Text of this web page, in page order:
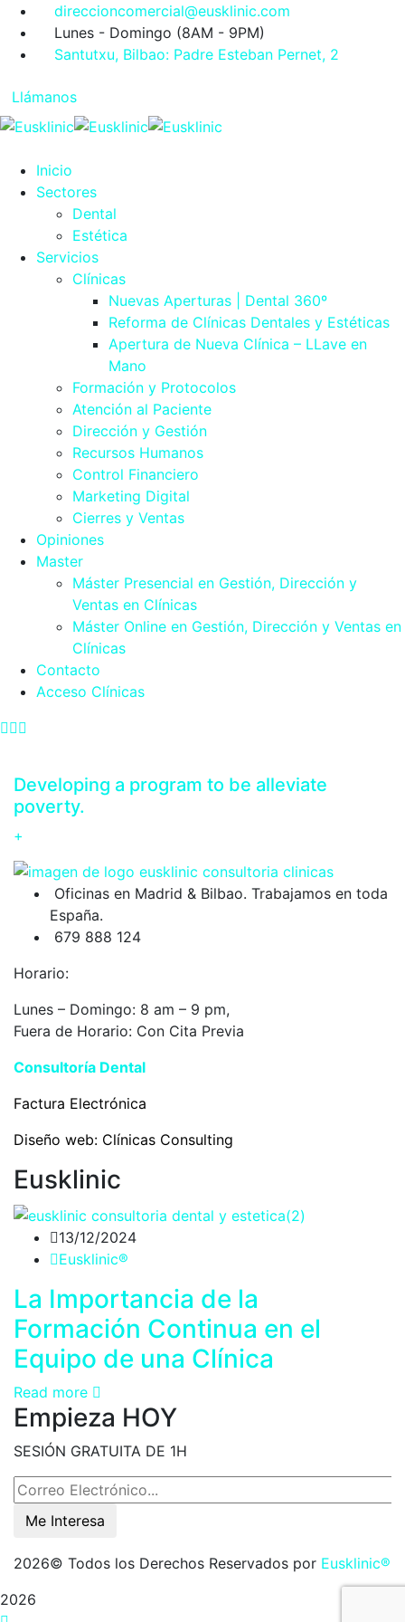
direccioncomercial@eusklinic.com
Lunes - Domingo (8AM - 9PM)
Santutxu, Bilbao: Padre Esteban Pernet, 2
Llámanos
Inicio
Sectores
Dental
Estética
Servicios
Clínicas
Nuevas Aperturas | Dental 360º
Reforma de Clínicas Dentales y Estéticas
Apertura de Nueva Clínica – LLave en
Mano
Formación y Protocolos
Atención al Paciente
Dirección y Gestión
Recursos Humanos
Control Financiero
Marketing Digital
Cierres y Ventas
Opiniones
Master
Máster Presencial en Gestión, Dirección y
Ventas en Clínicas
Máster Online en Gestión, Dirección y Ventas en
Clínicas
Contacto
Acceso Clínicas
Developing a program to be alleviate
poverty.
+
Oficinas en Madrid & Bilbao. Trabajamos en toda
España.
679 888 124
Horario:
Lunes – Domingo: 8 am – 9 pm,
Fuera de Horario: Con Cita Previa
Consultoría Dental
Factura Electrónica
Diseño web: Clínicas Consulting
Eusklinic
13/12/2024
Eusklinic®
La Importancia de la
Formación Continua en el
Equipo de una Clínica
Read more
Empieza HOY
SESIÓN GRATUITA DE 1H
Me Interesa
2026© Todos los Derechos Reservados por Eusklinic®
2026